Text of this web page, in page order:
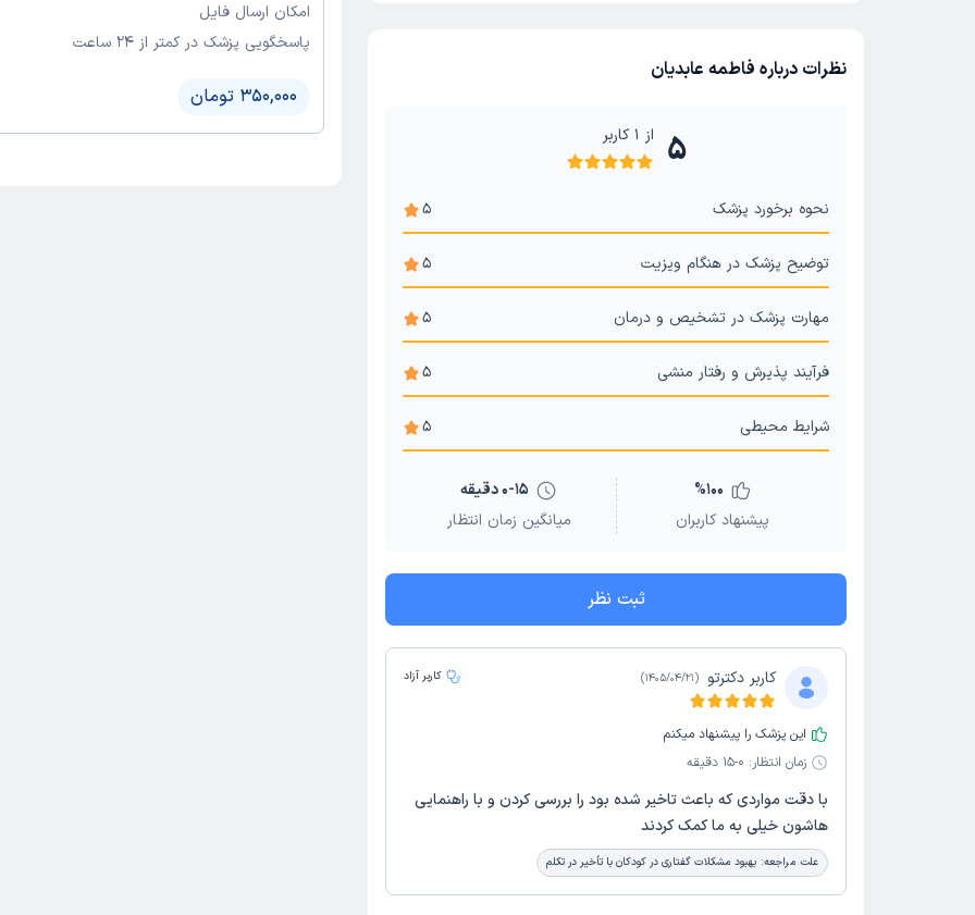
امکان ارسال فایل
پاسخگویی پزشک در کمتر از ۲۴ ساعت
350,000 تومان
نظرات درباره فاطمه عابدیان
5 از 1کاربر
نحوه برخورد پزشک 5
توضیح پزشک در هنگام ویزیت 5
مهارت پزشک در تشخیص و درمان 5
فرآیند پذیرش و رفتار منشی 5
شرایط محیطی 5
%100
پیشنهاد کاربران
0-15 دقیقه
میانگین زمان انتظار
ثبت نظر
کاربر دکترتو (
1405/04/21
) کاربر آزاد
این پزشک را پیشنهاد میکنم
زمان انتظار: 0-15 دقیقه
با دقت مواردی که باعث تاخیر شده بود را بررسی کردن و با راهنمایی
هاشون خیلی به ما کمک کردند
علت مراجعه: بهبود مشکلات گفتاری در کودکان با تأخیر در تکلم